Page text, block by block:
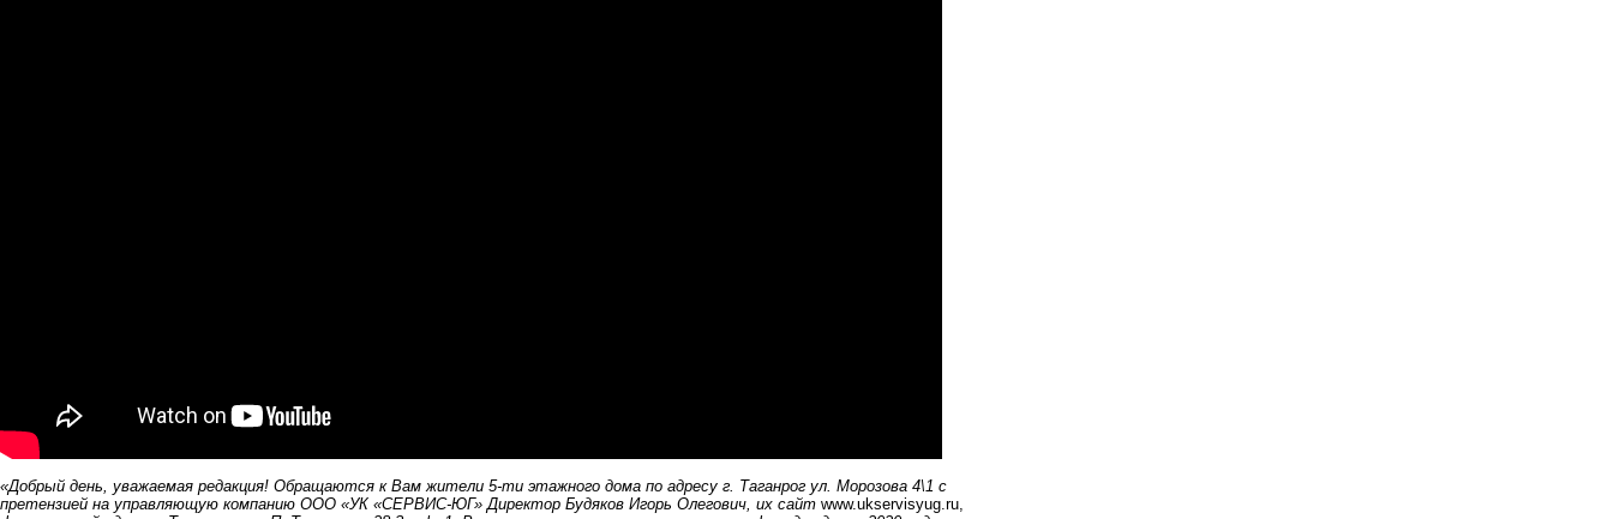
«Добрый день, уважаемая редакция! Обращаются к Вам жители 5-ти этажного дома по адресу г . Таганрог ул. Морозова 4\1 с
претензией на управляющую компанию ООО «УК «СЕРВИС-ЮГ» Директор Будяков Игорь Олегович, их сайт www.ukservisyug.ru